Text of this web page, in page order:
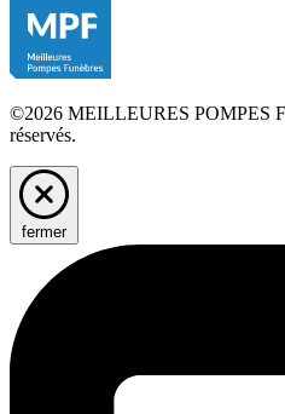
©2026 MEILLEURES POMPES
réservés.
fermer